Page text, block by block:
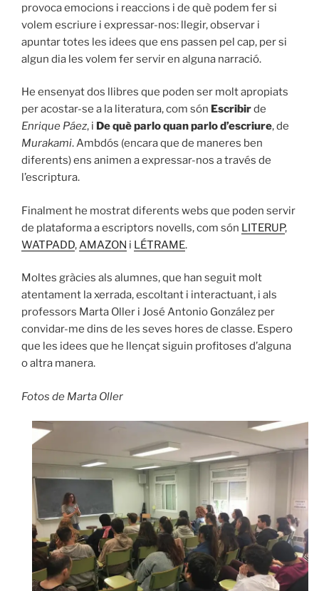
provoca emocions i reaccions i de què podem fer si
volem escriure i expressar-nos: llegir, observar i
apuntar totes les idees que ens passen pel cap, per si
algun dia les volem fer servir en alguna narració.
He ensenyat dos llibres que poden ser molt apropiats
per acostar-se a la literatura, com són Escribirde
Enrique Páez, i De què parlo quan parlo d’escriure, de
Murakami. Ambdós (encara que de maneres ben
diferents) ens animen a expressar-nos a través de
l’escriptura.
Finalment he mostrat diferents webs que poden servir
de plataforma a escriptors novells, com són LITERUP,
WATPADD,AMAZON i LÉTRAME.
Moltes gràcies als alumnes, que han seguit molt
atentament la xerrada, escoltant i interactuant, i als
professors Marta Oller i José Antonio González per
convidar-me dins de les seves hores de classe. Espero
que les idees que he llençat siguin profitoses d’alguna
o altra manera.
Fotos de Marta Oller